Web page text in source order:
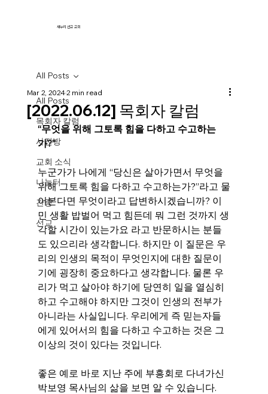
새누리 선교 교회
All Posts
목회자 칼럼
사진방
교회 소식
나눔터
간증
선교
All Posts
[2022.06.12] 목회자 칼럼
Mar 2, 20242 min read
“무엇을 위해 그토록 힘을 다하고 수고하는
가?”
누군가가 나에게 “당신은 살아가면서 무엇을
위해 그토록 힘을 다하고 수고하는가?”라고 물
어본다면 무엇이라고 답변하시겠습니까? 이
민 생활 밥벌어 먹고 힘든데 뭐 그런 것까지 생
각할 시간이 있는가요 라고 반문하시는 분들
도 있으리라 생각합니다. 하지만 이 질문은 우
리의 인생의 목적이 무엇인지에 대한 질문이
기에 굉장히 중요하다고 생각합니다. 물론 우
리가 먹고 살아야 하기에 당연히 일을 열심히
하고 수고해야 하지만 그것이 인생의 전부가
아니라는 사실입니다. 우리에게 즉 믿는자들
에게 있어서의 힘을 다하고 수고하는 것은 그
이상의 것이 있다는 것입니다.
좋은 예로 바로 지난 주에 부흥회로 다녀가신
박보영 목사님의 삶을 보면 알 수 있습니다.